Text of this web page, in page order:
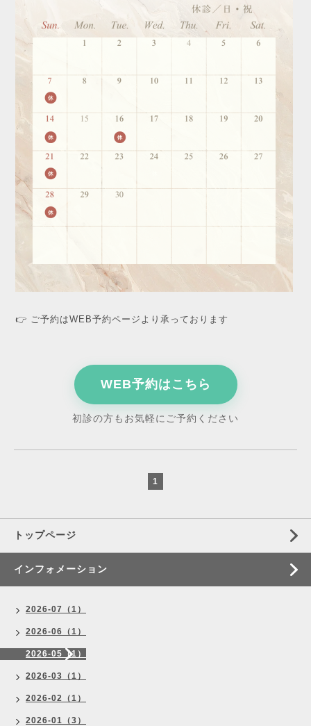
👉 ご予約はWEB予約ページより承っております
WEB予約はこちら
初診の方もお気軽にご予約ください
1
トップページ
インフォメーション
2026-07（1）
2026-06（1）
2026-05（1）
2026-03（1）
2026-02（1）
2026-01（3）